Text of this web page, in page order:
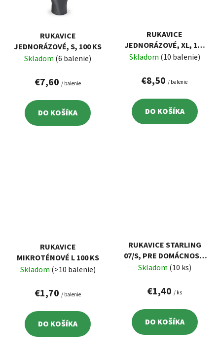
RUKAVICE
JEDNORÁZOVÉ, S, 100 KS
Skladom (6 balenie)
€7,60 / balenie
DO KOŠÍKA
RUKAVICE
JEDNORÁZOVÉ, XL, 100
KS
Skladom (10 balenie)
€8,50 / balenie
DO KOŠÍKA
RUKAVICE
MIKROTÉNOVÉ L 100 KS
Skladom (>10 balenie)
€1,70 / balenie
DO KOŠÍKA
RUKAVICE STARLING
07/S, PRE DOMÁCNOSŤ,
LATEX
Skladom (10 ks)
€1,40 / ks
DO KOŠÍKA